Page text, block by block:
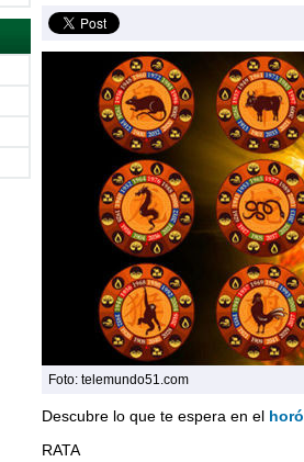
Foto: telemundo51.com
Descubre lo que te espera en el
RATA